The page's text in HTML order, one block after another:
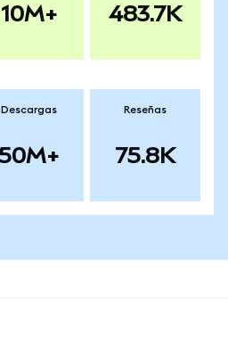
10M+ 483.7K
Descargas Reseñas
75.8K